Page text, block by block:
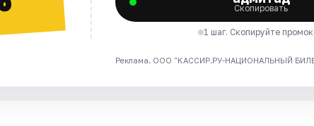
Скопировать
1 шаг. Скопируйте
Реклама. ООО "КАССИР.РУ-НАЦИОНАЛЬНЫЙ